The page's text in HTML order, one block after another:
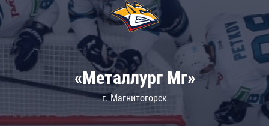
«Металлург Мг»
г. Магнитогорск